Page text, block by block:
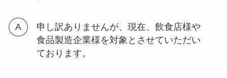
申し訳ありませんが、現在、飲食店様や
食品製造企業様を対象とさせていただい
ております。